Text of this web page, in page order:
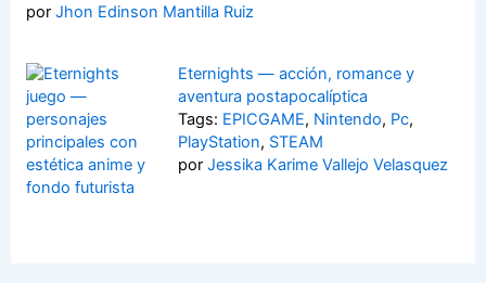
porJhon Edinson Mantilla Ruiz
Eternights — acción, romance y
aventura postapocalíptica
Tags: EPICGAME, Nintendo, Pc,
PlayStation, STEAM
por Jessika Karime Vallejo Velasquez